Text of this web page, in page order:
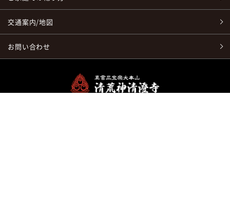
交通案内/地図
お問い合わせ